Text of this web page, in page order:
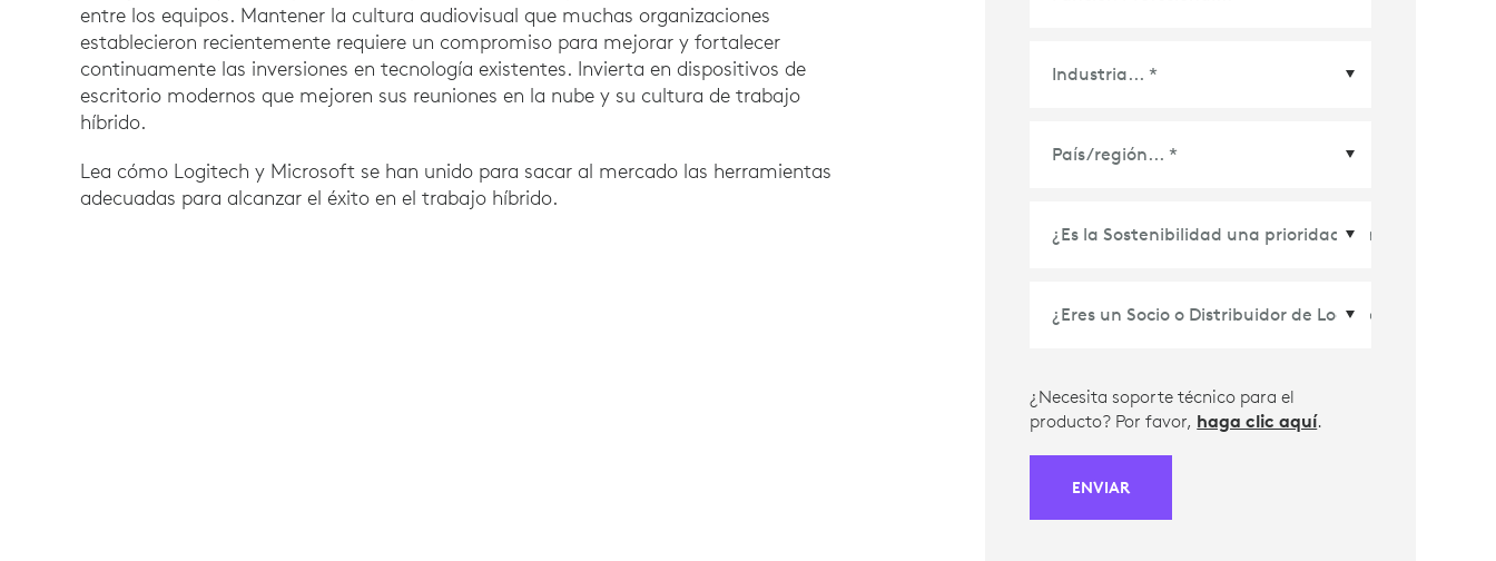
entre los equipos. Mantener la cultura audiovisual que muchas organizaciones
establecieron recientemente requiere un compromiso para mejorar y fortalecer
continuamente las inversiones en tecnología existentes. Invierta en dispositivos de
escritorio modernos que mejoren sus reuniones en la nube y su cultura de trabajo
híbrido.
Lea cómo Logitech y Microsoft se han unido para sacar al mercado las herramientas
adecuadas para alcanzar el éxito en el trabajo híbrido.
País/Región *
¿Necesita soporte técnico para el
producto? Por favor, haga clic aquí.
ENVIAR